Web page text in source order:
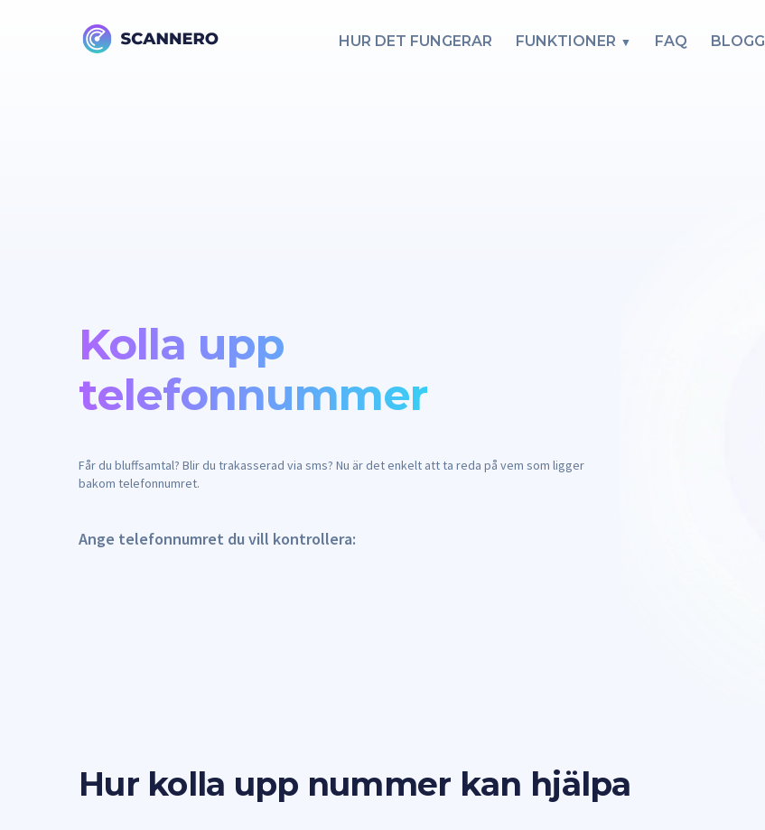
HUR DET FUNGERAR FUNKTIONER FAQ BLOGG
Kolla upp
telefonnummer
Får du bluffsamtal? Blir du trakasserad via sms? Nu är det enkelt att ta reda på vem som ligger
bakom telefonnumret.
Ange telefonnumret du vill kontrollera:
Hur kolla upp nummer kan hjälpa